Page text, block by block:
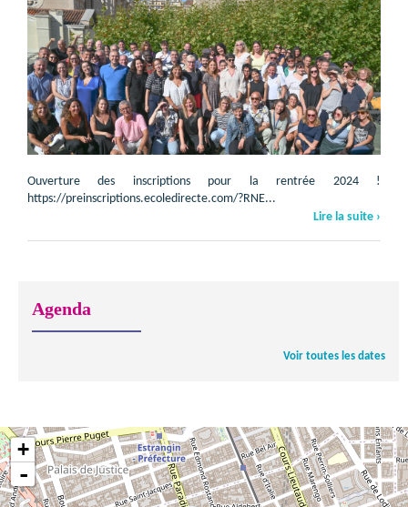
Ouverture des inscriptions pour la rentrée 2024 !
https://preinscriptions.ecoledirecte.com/?RNE...
Lire la suite ›
Agenda
Voir toutes les dates
+
-